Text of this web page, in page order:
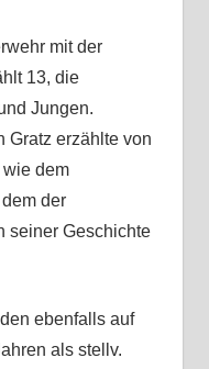
mit der
13, die
Jungen.
Gratz erzählte von
dem
der
seiner Geschichte
ebenfalls auf
als stellv.